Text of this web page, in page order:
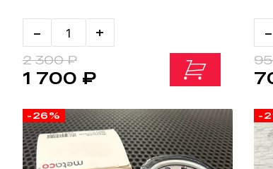
- +
1 700 ₽
2 300 ₽
-
-26% -